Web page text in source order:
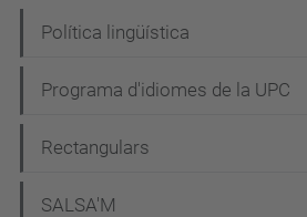
Política lingüística
Programa d'idiomes de la UPC
Rectangulars
SALSA'M